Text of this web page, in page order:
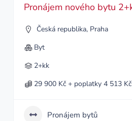
Česká republika, Praha
Byt
2+kk
29 900 Kč + poplatky 4 513 Kč
Pronájem bytů